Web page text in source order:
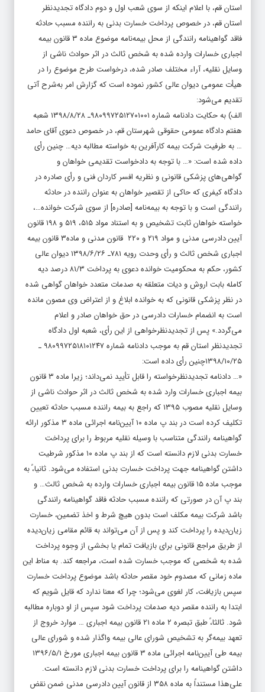
استان قم، با اعلام اینکه از سوی شعب اول و دوم دادگاه تجدیدنظر
استان قم، در خصوص پرداخت خسارت بدنی به راننده مسبب حادثه
فاقد گواهینامه رانندگی از محل بیمه‌نامه موضوع ماده ۳ قانون بیمه
اجباری خسارات وارده شده به شخص ثالث در اثر حوادث ناشی از
وسایل نقلیه، آراء مختلف صادر شده، درخواست طرح موضوع را در
هیأت عمومی دیوان عالی کشور نموده است که گزارش امر به‌شرح آتی
تقدیم می‌شود:
الف) به حکایت دادنامه شماره ۹۸۰۹۹۷۲۵۱۲۷۰۱۰۰۱ـ ۱۳۹۸/۸/۲۸ شعبه
هفتم دادگاه عمومی حقوقی شهرستان قم، در خصوص دعوی آقای حامد
… به طرفیت شرکت بیمه کارآفرین به خواسته مطالبه دیه… چنین رأی
داده شده است: «… با توجه به دادخواست تقدیمی خواهان و
گواهی‌های پزشکی قانونی و نظریه افسر کاردان فنی و رأی صادره در
دادگاه کیفری که حاکی از تقصیر خواهان به عنوان راننده در حادثه
رانندگی است و با توجه به بیمه‌نامه [صادره] از سوی شرکت خوانده…،
خواسته خواهان ثابت تشخیص و به استناد مواد ۵۱۵، ۵۱۹ و ۱۹۸ قانون
آیین دادرسی مدنی و مواد ۲۱۹ و ۲۲۰ قانون مدنی و ماده۳ قانون بیمه
اجباری شخص ثالث و رأی وحدت رویه ۷۸۱ـ ۱۳۹۸/۶/۲۶ دیوان عالی
کشور، حکم به محکومیت خوانده دعوی به پرداخت ۸۱/۳ درصد دیه
کامله بابت اروش و دیات متعلقه به صدمات متعدد خواهان گواهی شده
در نظر پزشکی قانونی که به خوانده ابلاغ و از اعتراض وی مصون مانده
است به انضمام خسارات دادرسی در حق خواهان صادر و اعلام
می‌گردد.» پس از تجدیدنظرخواهی از این رأی، شعبه اول دادگاه
تجدیدنظر استان قم به موجب دادنامه شماره ۹۸۰۹۹۷۲۵۱۸۱۰۱۲۴۷ ـ
۱۳۹۸/۱۰/۲۵چنین رأی داده است:
«… دادنامه تجدیدنظرخواسته را قابل تأیید نمی‌داند؛ زیرا ماده ۳ قانون
بیمه اجباری خسارات وارد شده به شخص ثالث در اثر حوادث ناشی از
وسایل نقلیه مصوب ۱۳۹۵ که راجع به بیمه راننده مسبب حادثه تعیین
تکلیف کرده است در بند پ ماده ۱۰ آیین‌نامه اجرائی ماده ۳ مذکور ارائه
گواهینامه رانندگی متناسب با وسیله نقلیه مربوط را برای پرداخت
خسارت بدنی لازم دانسته است که از بند پ ماده ۱۰ مذکور شرطیت
داشتن گواهینامه جهت پرداخت خسارت بدنی استفاده می‌شود. ثانیا،ً به
موجب ماده ۱۵ قانون بیمه اجباری خسارات وارده به شخص ثالث… و
بند پ آن در صورتی که راننده مسبب حادثه فاقد گواهینامه رانندگی
باشد شرکت بیمه مکلف است بدون هیچ شرط و اخذ تضمین، خسارت
زیان‌دیده را پرداخت کند و پس از آن می‌تواند به قائم مقامی زیان‌دیده
از طریق مراجع قانونی برای بازیافت تمام یا بخشی از وجوه پرداخت
شده به شخصی که موجب خسارت شده است، مراجعه کند. به مناط این
ماده زمانی که مصدوم خود مقصر حادثه باشد موضوع پرداخت خسارت
سپس بازیافت، کار لغوی می‌شود؛ چرا که معنا ندارد که قایل شویم که
ابتدا به راننده مقصر دیه صدمات پرداخت شود سپس از او دوباره مطالبه
شود. ثالثا،ً طبق تبصره ۲ ماده ۲۱ قانون بیمه اجباری … موارد خروج از
تعهد بیمه‌گر به تشخیص شورای عالی بیمه واگذار شده و شورای عالی
بیمه طی آیین‌نامه اجرائی ماده ۳ قانون بیمه اجباری مورخ ۱۳۹۶/۵/۱
داشتن گواهینامه را برای پرداخت خسارت بدنی لازم دانسته است.
علی‌هذا مستنداً به ماده ۳۵۸ از قانون آیین دادرسی مدنی ضمن نقض